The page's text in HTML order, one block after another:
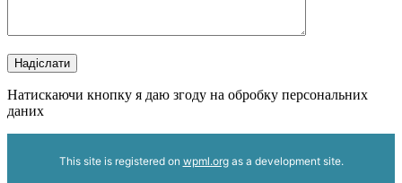
Надіслати
Натискаючи кнопку я даю згоду на обробку персональних
даних
This site is registered on wpml.orgas a development site.